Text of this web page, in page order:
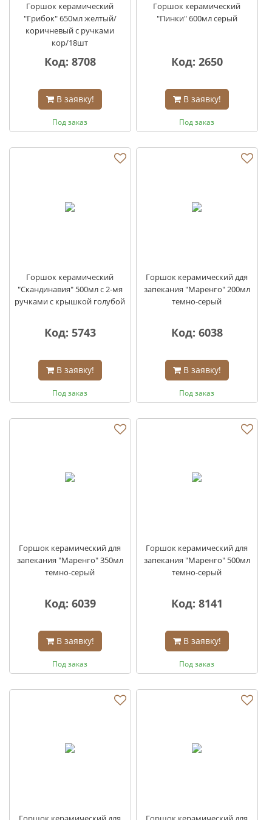
Горшок керамический
"Грибок" 650мл желтый/
коричневый с ручками
кор/18шт
Код: 8708
В заявку!
Под заказ
Горшок керамический
"Пинки" 600мл серый
Код: 2650
В заявку!
Под заказ
Горшок керамический
"Скандинавия" 500мл с 2-мя
ручками с крышкой голубой
Код: 5743
В заявку!
Под заказ
Горшок керамический ддя
запекания "Маренго" 200мл
темно-серый
Код: 6038
В заявку!
Под заказ
Горшок керамический для
запекания "Маренго" 350мл
темно-серый
Код: 6039
В заявку!
Под заказ
Горшок керамический для
запекания "Маренго" 500мл
темно-серый
Код: 8141
В заявку!
Под заказ